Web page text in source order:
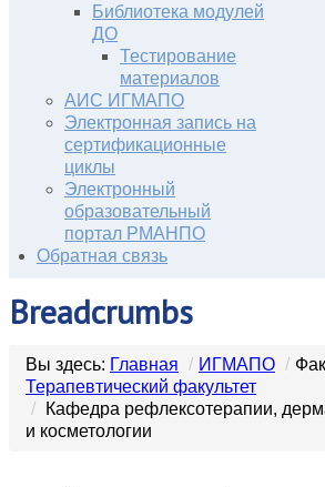
Библиотека модулей
ДО
Тестирование
материалов
АИС ИГМАПО
Электронная запись на
сертификационные
циклы
Электронный
образовательный
портал РМАНПО
Обратная связь
Breadcrumbs
Вы здесь: Главная / ИГМАПО /
Терапевтический факультет
/
Кафедра рефлексотерапии,
и косметологии